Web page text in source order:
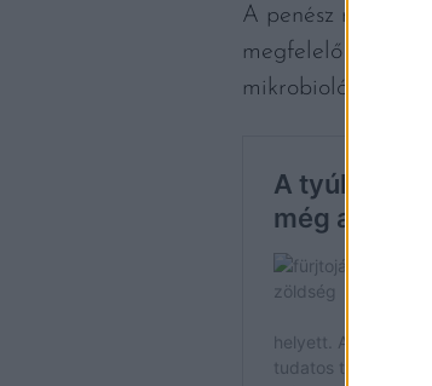
A penész
megfelelő
mikrobiológiai